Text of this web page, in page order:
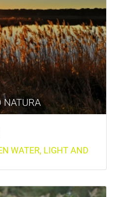
NATURA
WATER, LIGHT AND